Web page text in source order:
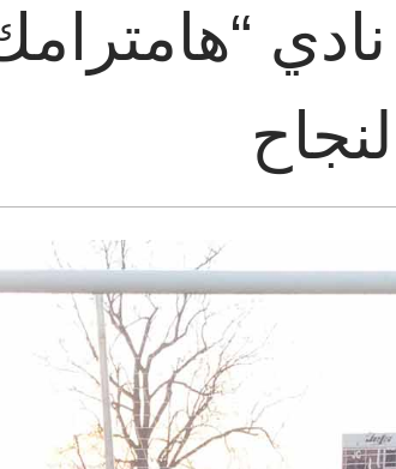
نادي